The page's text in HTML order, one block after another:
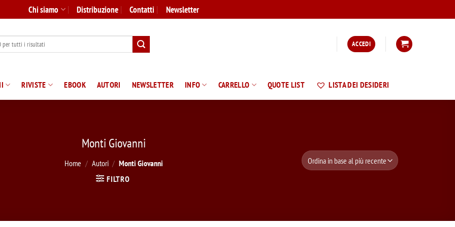
Chi siamo Distribuzione Contatti Newsletter
ACCEDI
RIVISTE EBOOK AUTORI NEWSLETTER INFO CARRELLO QUOTE LIST LISTA DEI DESIDERI
Monti Giovanni
Home / Autori / Monti Giovanni
FILTRO